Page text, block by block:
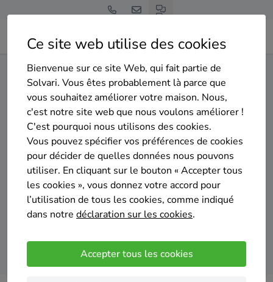
Ce site web utilise des cookies
Bienvenue sur ce site Web, qui fait partie de
Solvari. Vous êtes probablement là parce que
vous souhaitez améliorer votre maison. Nous,
c'est notre site web que nous voulons améliorer !
C'est pourquoi nous utilisons des cookies.
Vous pouvez spécifier vos préférences de cookies
pour décider de quelles données nous pouvons
utiliser. En cliquant sur le bouton « Accepter tous
les cookies », vous donnez votre accord pour
l’utilisation de tous les cookies, comme indiqué
dans notre déclaration sur les cookies.
Accepter tous les cookies
Home Isolation du sol Hainaut Aiseau-Presles
Gratuit et sans engagement
Top 20 des entreprises
d'isolation du sol à Aiseau-
Presles
Comparer des devis